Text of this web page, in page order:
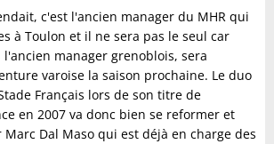
c'est l'ancien manager du MHR qui
à Toulon et il ne sera pas le seul car
l'ancien manager grenoblois, sera
varoise la saison prochaine. Le duo
Français lors de son titre de
en 2007 va donc bien se reformer et
Dal Maso qui est déjà en charge des